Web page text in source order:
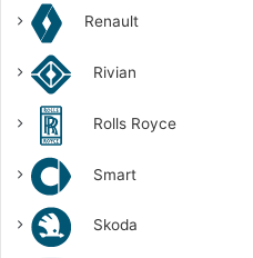
Renault
Rivian
Rolls Royce
Smart
Skoda